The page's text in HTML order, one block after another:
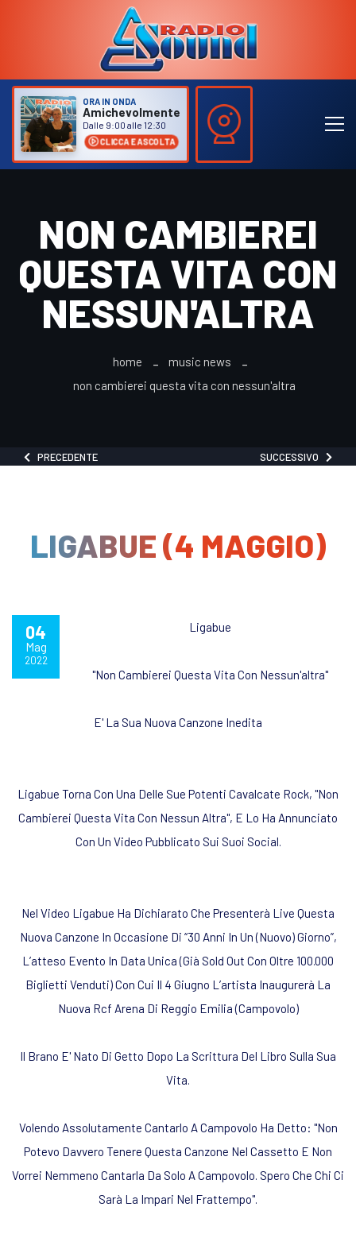
ORA IN ONDA
Amichevolmente
Dalle 9:00 alle 12:30
CLICCA E ASCOLTA
NON CAMBIEREI
QUESTA VITA CON
NESSUN'ALTRA
home
music news
non cambierei questa vita con nessun'altra
PRECEDENTE SUCCESSIVO
LIGABUE (4 MAGGIO)
04
Mag
2022
Ligabue
"Non Cambierei Questa Vita Con Nessun'altra"
E' La Sua Nuova Canzone Inedita
Ligabue Torna Con Una Delle Sue Potenti Cavalcate Rock, "Non
Cambierei Questa Vita Con Nessun Altra", E Lo Ha Annunciato
Con Un Video Pubblicato Sui Suoi Social.
Nel Video Ligabue Ha Dichiarato Che Presenterà Live Questa
Nuova Canzone In Occasione Di “30 Anni In Un (Nuovo) Giorno”,
L’atteso Evento In Data Unica (Già Sold Out Con Oltre 100.000
Biglietti Venduti) Con Cui Il 4 Giugno L’artista Inaugurerà La
Nuova Rcf Arena Di Reggio Emilia (Campovolo)
Il Brano E' Nato Di Getto Dopo La Scrittura Del Libro Sulla Sua
Vita.
Volendo Assolutamente Cantarlo A Campovolo Ha Detto: "Non
Potevo Davvero Tenere Questa Canzone Nel Cassetto E Non
Vorrei Nemmeno Cantarla Da Solo A Campovolo. Spero Che Chi Ci
Sarà La Impari Nel Frattempo"